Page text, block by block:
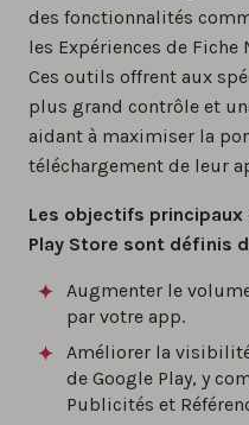
des fonctionnalités
les Expériences de
Ces outils offrent aux
plus grand contrôle et
aidant à maximiser la
téléchargement de leur
Les objectifs
Play Store sont définis
Augmenter le
par votre app.
Améliorer la
de Google Play, y
Publicités et